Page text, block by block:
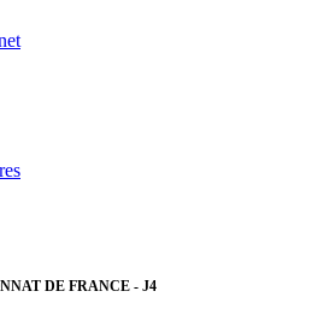
DE FRANCE - J4